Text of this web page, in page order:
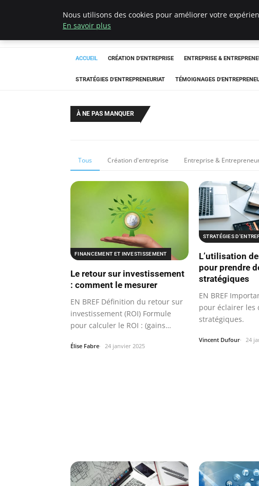
LECFCM
ACCUEIL CRÉATION D'ENTREPRISE ENTREPRISE &
STRATÉGIES D'ENTREPRENEURIAT TÉMOIGNAGES
À NE PAS MANQUER
Tous Création d'entreprise Entreprise &
FINANCEMENT ET INVESTISSEMENT
Le retour sur investissement
: comment le mesurer
EN BREF Définition du retour sur
investissement (ROI) Formule
pour calculer le ROI : (gains…
Élise Fabre 24 janvier 2025
STRATÉGIES
L’utilisation
pour prendre
stratégiques
EN BREF
pour éclairer les
stratégiques.
Vincent Dufour 24
Nous utilisons des cookies pour améliorer votre
En savoir plus